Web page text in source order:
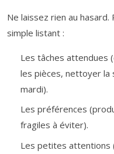
Ne laissez rien au
simple listant :
Les tâches attendues
les pièces, nettoyer la
mardi).
Les préférences
fragiles à éviter).
Les petites attentions